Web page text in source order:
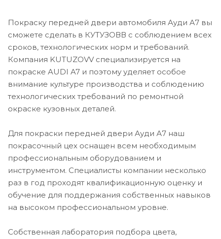
Покраску передней двери автомобиля Ауди А7 вы
сможете сделать в КУТУЗОВВ с соблюдением всех
сроков, технологических норм и требований.
Компания KUTUZOVV специализируется на
покраске AUDI A7 и поэтому уделяет особое
внимание культуре производства и соблюдению
технологических требований по ремонтной
окраске кузовных деталей.
Для покраски передней двери Ауди А7 наш
покрасочный цех оснащен всем необходимым
профессиональным оборудованием и
инструментом. Специалисты компании несколько
раз в год проходят квалификационную оценку и
обучение для поддержания собственных навыков
на высоком профессиональном уровне.
Собственная лаборатория подбора цвета,